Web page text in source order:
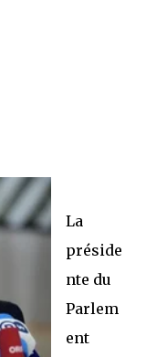
La
préside
nte du
Parlem
ent